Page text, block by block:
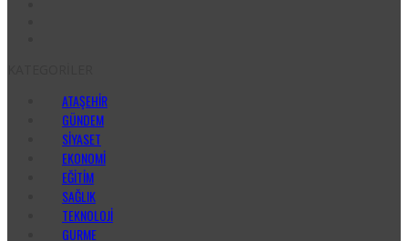
ATAŞEHİR
GÜNDEM
SİYASET
EKONOMİ
EĞİTİM
SAĞLIK
TEKNOLOJİ
GURME